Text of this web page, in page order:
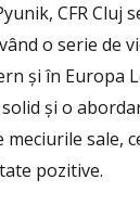
CFR Cluj
o serie de
și în Europa
și o
sale,
pozitive.